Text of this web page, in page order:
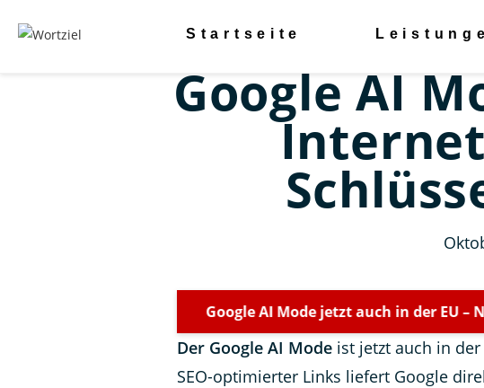
Startseite
Google AI
Internet
Google AI Mode jetzt auch in der EU – Nutzer
Der Google AI Mode ist jetzt auch in
SEO-optimierter Links liefert Google